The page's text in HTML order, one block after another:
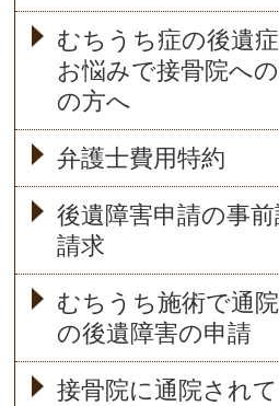
むちうち症の後遺
お悩みで接骨院へ
の方へ
弁護士費用特約
後遺障害申請の事
請求
むちうち施術で通
の後遺障害の申請
接骨院に通院され